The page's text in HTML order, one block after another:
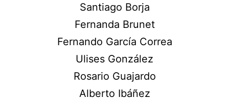
Santiago Borja
Fernanda Brunet
Fernando García Correa
Ulises González
Rosario Guajardo
Alberto Ibáñez